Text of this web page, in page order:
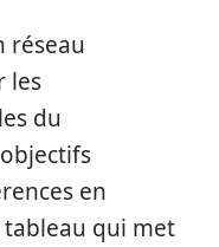
réseau
les
du
en
qui met